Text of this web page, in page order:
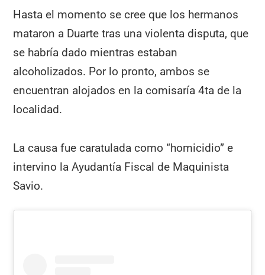
Hasta el momento se cree que los hermanos
mataron a Duarte tras una violenta disputa, que
se habría dado mientras estaban
alcoholizados. Por lo pronto, ambos se
encuentran alojados en la comisaría 4ta de la
localidad.
La causa fue caratulada como “homicidio” e
intervino la Ayudantía Fiscal de Maquinista
Savio.